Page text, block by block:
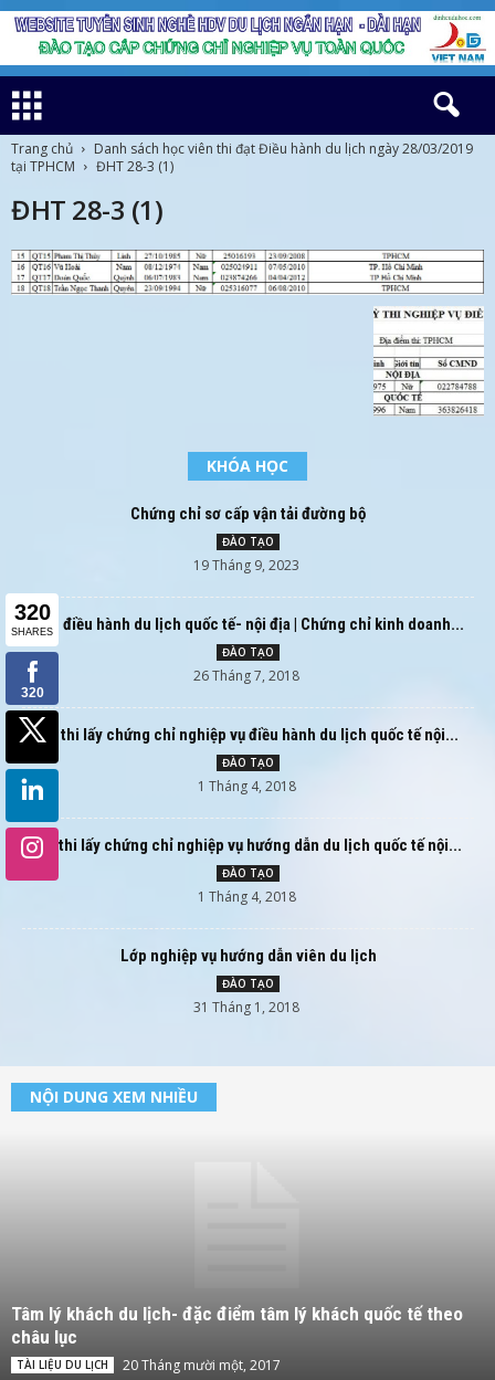
Trang chủ
Danh sách học viên thi đạt Điều hành du lịch ngày 28/03/2019
tại TPHCM
ĐHT 28-3 (1)
ĐHT 28-3 (1)
KHÓA HỌC
Chứng chỉ sơ cấp vận tải đường bộ
ĐÀO TẠO
19 Tháng 9, 2023
Học điều hành du lịch quốc tế- nội địa | Chứng chỉ kinh doanh...
ĐÀO TẠO
26 Tháng 7, 2018
Ôn thi lấy chứng chỉ nghiệp vụ điều hành du lịch quốc tế nội...
ĐÀO TẠO
1 Tháng 4, 2018
Ôn thi lấy chứng chỉ nghiệp vụ hướng dẫn du lịch quốc tế nội...
ĐÀO TẠO
1 Tháng 4, 2018
Lớp nghiệp vụ hướng dẫn viên du lịch
ĐÀO TẠO
31 Tháng 1, 2018
NỘI DUNG XEM NHIỀU
Tâm lý khách du lịch- đặc điểm tâm lý khách quốc tế theo
châu lục
TÀI LIỆU DU LỊCH 20 Tháng mười một, 2017